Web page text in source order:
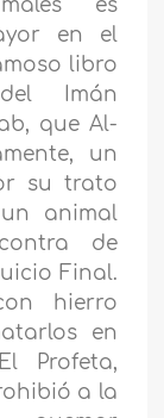
es
en el
libro
Imán
que Al-
un
su trato
animal
de
Final.
hierro
en
Profeta,
a la